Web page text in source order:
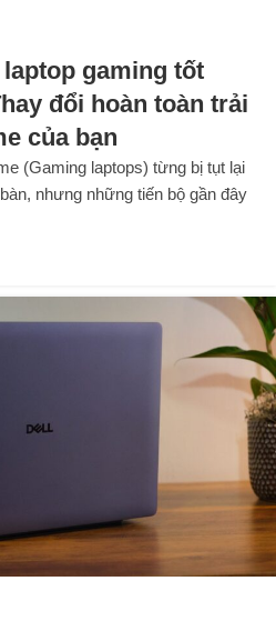
gaming tốt
đổi hoàn toàn trải
của bạn
(Gaming laptops) từng bị tụt lại
nhưng những tiến bộ gần đây